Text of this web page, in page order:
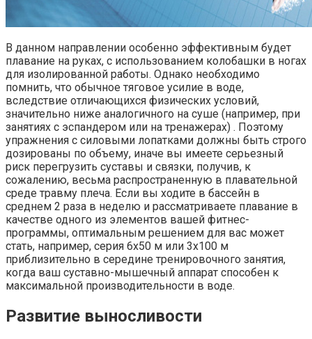
В данном направлении особенно эффективным будет
плавание на руках, с использованием колобашки в ногах
для изолированной работы. Однако необходимо
помнить, что обычное тяговое усилие в воде,
вследствие отличающихся физических условий,
значительно ниже аналогичного на суше (например, при
занятиях с эспандером или на тренажерах) . Поэтому
упражнения с силовыми лопатками должны быть строго
дозированы по объему, иначе вы имеете серьезный
риск перегрузить суставы и связки, получив, к
сожалению, весьма распространенную в плавательной
среде травму плеча. Если вы ходите в бассейн в
среднем 2 раза в неделю и рассматриваете плавание в
качестве одного из элементов вашей фитнес-
программы, оптимальным решением для вас может
стать, например, серия 6х50 м или 3х100 м
приблизительно в середине тренировочного занятия,
когда ваш суставно-мышечный аппарат способен к
максимальной производительности в воде.
Развитие выносливости